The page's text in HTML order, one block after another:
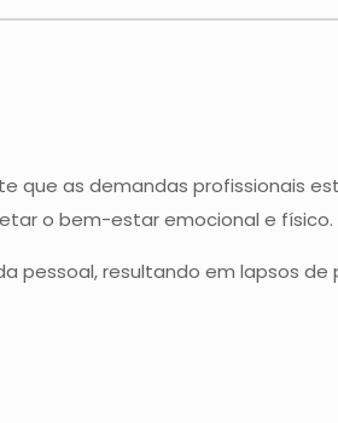
que as demandas profissionais
o bem-estar emocional e físico.
pessoal, resultando em lapsos de